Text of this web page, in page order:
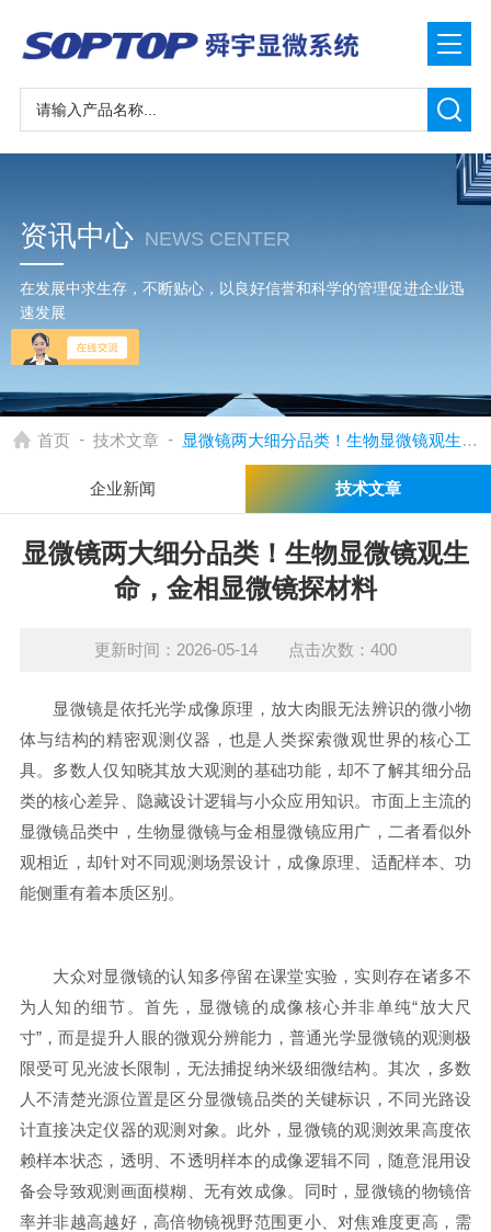
资讯中心 NEWS CENTER
在发展中求生存，不断贴心，以良好信誉和科学的管理促进企业迅
速发展
首页 - 技术文章 - 显微镜两大细分品类！生物显微镜观生命，金相显微镜探材料
企业新闻 技术文章
显微镜两大细分品类！生物显微镜观生
命，金相显微镜探材料
更新时间：2026-05-14 点击次数：400
显微镜是依托光学成像原理，放大肉眼无法辨识的微小物
体与结构的精密观测仪器，也是人类探索微观世界的核心工
具。多数人仅知晓其放大观测的基础功能，却不了解其细分品
类的核心差异、隐藏设计逻辑与小众应用知识。市面上主流的
显微镜品类中，生物显微镜与金相显微镜应用广，二者看似外
观相近，却针对不同观测场景设计，成像原理、适配样本、功
能侧重有着本质区别。
大众对显微镜的认知多停留在课堂实验，实则存在诸多不
为人知的细节。首先，显微镜的成像核心并非单纯“放大尺
寸”，而是提升人眼的微观分辨能力，普通光学显微镜的观测极
限受可见光波长限制，无法捕捉纳米级细微结构。其次，多数
人不清楚光源位置是区分显微镜品类的关键标识，不同光路设
计直接决定仪器的观测对象。此外，显微镜的观测效果高度依
赖样本状态，透明、不透明样本的成像逻辑不同，随意混用设
备会导致观测画面模糊、无有效成像。同时，显微镜的物镜倍
率并非越高越好，高倍物镜视野范围更小、对焦难度更高，需